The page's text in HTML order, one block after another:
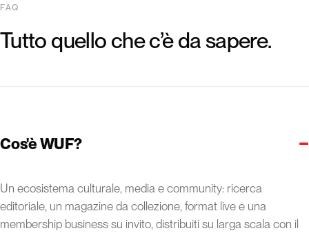
FAQ
Tutto quello che c’è da sapere.
Cos'è WUF? −
Un ecosistema culturale, media e community: ricerca
editoriale, un magazine da collezione, format live e una
membership business su invito, distribuiti su larga scala con il